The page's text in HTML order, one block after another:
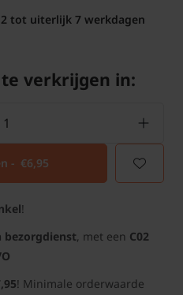
2 tot uiterlijk 7 werkdagen
verkrijgen in:
- €6,95
!
bezorgdienst, met een C02
! Minimale orderwaarde